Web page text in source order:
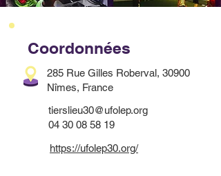
Coordonnées
285 Rue Gilles Roberval, 30900
Nîmes, France
tierslieu30@ufolep.org
04 30 08 58 19
https://ufolep30.org/